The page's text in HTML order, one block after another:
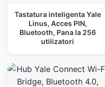
Tastatura inteligenta Yale
Linus, Acces PIN,
Bluetooth, Pana la 256
utilizatori